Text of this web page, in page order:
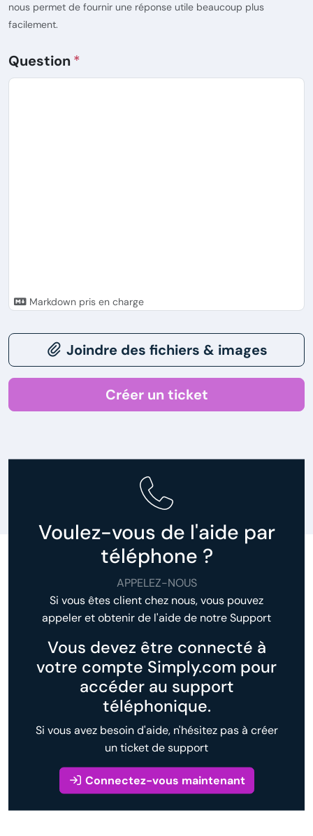
nous permet de fournir une réponse utile beaucoup plus
facilement.
Question
Markdown pris en charge
Joindre des fichiers & images
Créer un ticket
Voulez-vous de l'aide par
téléphone ?
APPELEZ-NOUS
Si vous êtes client chez nous, vous pouvez
appeler et obtenir de l'aide de notre Support
Vous devez être connecté à
votre compte Simply.com pour
accéder au support
téléphonique.
Si vous avez besoin d'aide, n'hésitez pas à créer
un ticket de support
Connectez-vous maintenant